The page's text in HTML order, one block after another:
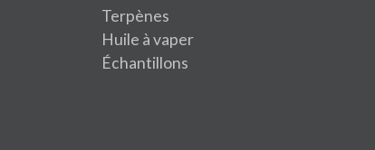
Terpènes
Huile à vaper
Échantillons